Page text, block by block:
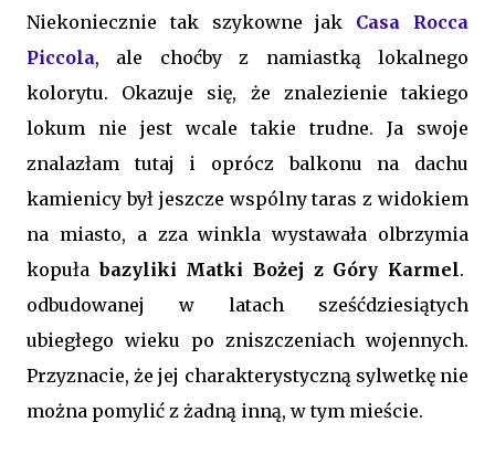
Niekoniecznie tak szykowne jak Casa Rocca
Piccola, ale choćby z namiastką lokalnego
kolorytu. Okazuje się, że znalezienie takiego
lokum nie jest wcale takie trudne. Ja swoje
znalazłam tutaj i oprócz balkonu na dachu
kamienicy był jeszcze wspólny taras z widokiem
na miasto, a zza winkla wystawała olbrzymia
kopułabazyliki Matki Bożej z Góry Karmel.
odbudowanej w latach sześćdziesiątych
ubiegłego wieku po zniszczeniach wojennych.
Przyznacie, że jej charakterystyczną sylwetkę nie
można pomylić z żadną inną, w tym mieście.